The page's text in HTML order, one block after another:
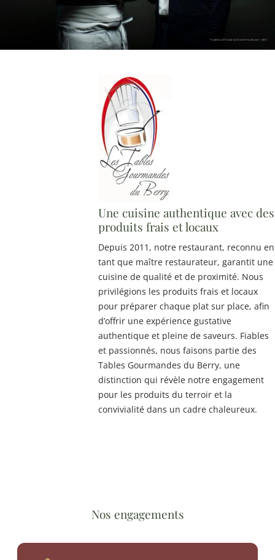
Une cuisine authentique avec des
produits frais et locaux
Depuis 2011, notre restaurant, reconnu en
tant que maître restaurateur, garantit une
cuisine de qualité et de proximité. Nous
privilégions les produits frais et locaux
pour préparer chaque plat sur place, afin
d’offrir une expérience gustative
authentique et pleine de saveurs. Fiables
et passionnés, nous faisons partie des
Tables Gourmandes du Berry, une
distinction qui révèle notre engagement
pour les produits du terroir et la
convivialité dans un cadre chaleureux.
Nos engagements